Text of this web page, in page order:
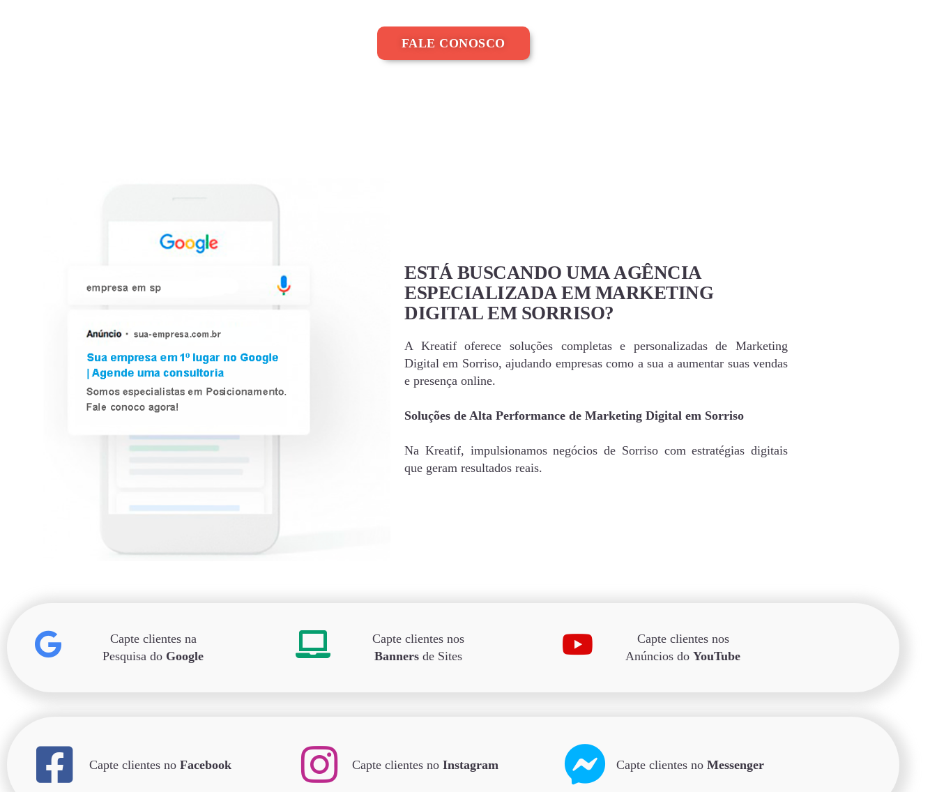
FALE CONOSCO
ESTÁ BUSCANDO UMA AGÊNCIA
ESPECIALIZADA EM MARKETING
DIGITAL EM SORRISO?
A Kreatif oferece soluções completas e personalizadas de Marketing
Digital em Sorriso, ajudando empresas como a sua a aumentar suas vendas
e presença online.
Soluções de Alta Performance de Marketing Digital em Sorriso
Na Kreatif, impulsionamos negócios de Sorriso com estratégias digitais
que geram resultados reais.
Capte clientes na
Pesquisa do Google
Capte clientes nos
Bannersde Sites
Capte clientes nos
Anúncios doYouTube
Capte clientes no Facebook Capte clientes no Instagram Capte clientes no Messenger